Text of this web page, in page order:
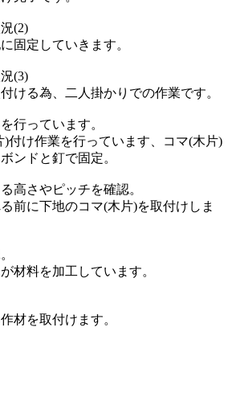
(2)
固定していきます。
(3)
ける為、二人掛かりでの作業です。
行っています。
)付け作業を行っています、コマ(木片)
ンドと釘で固定。
高さやピッチを確認。
前に下地のコマ(木片)を取付けしま
材料を加工しています。
材を取付けます。